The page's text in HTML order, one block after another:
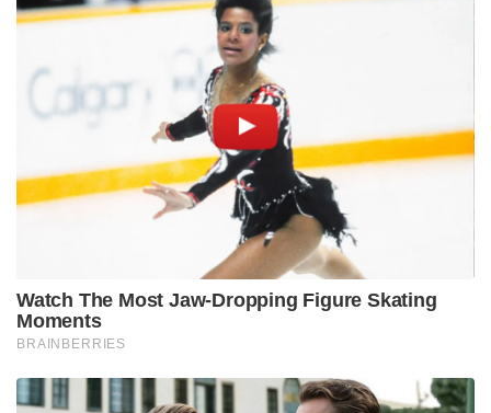
Watch The Most Jaw‑Dropping Figure Skating
Moments
BRAINBERRIES